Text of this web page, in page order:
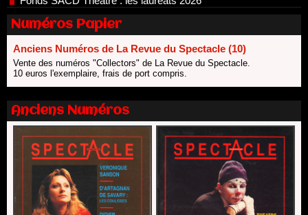
Dispositif ARTCENA Écrire pour le cirque, les lauréats 2026 !
20/06/2026
Le palmarès des prix SACD 2026
18/06/2026
Les 10 lauréats du Fonds Grandes Formes Théâtre 2026
SACD
Nomination de Nathalie Garraud et Olivier Saccomano à la
direction du Théâtre de Gennevilliers - CDN
13/06/2026
Dispositif SACD Auteurs d'espaces : les lauréats 2026
18/03/2026
Numéros Papier
Anciens Numéros de La Revue du Spectacle (10)
Vente des numéros "Collectors" de La Revue du Spectacle.
10 euros l'exemplaire, frais de port compris.
Anciens Numéros